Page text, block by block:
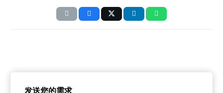
发送您的需求